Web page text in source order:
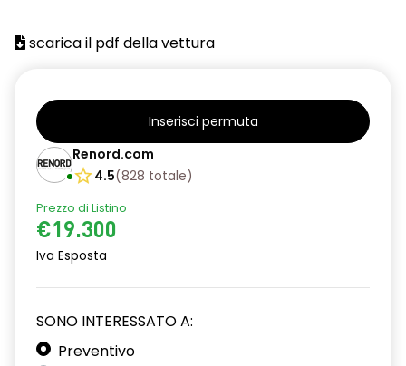
scarica il pdf della vettura
Inserisci permuta
Renord.com
4.5(828 totale)
Prezzo di Listino
€19.300
Iva Esposta
SONO INTERESSATO A:
Preventivo